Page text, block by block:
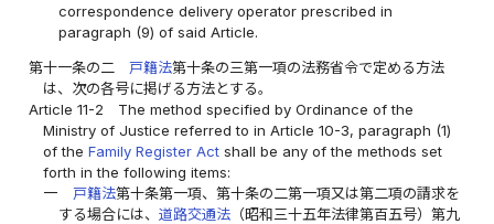
correspondence delivery operator prescribed in
paragraph (9) of said Article.
第十一条の二 戸籍法第十条の三第一項の法務省令で定める方法
は、次の各号に掲げる方法とする。
Article 11-2
The method specified by Ordinance of the
Ministry of Justice referred to in Article 10-3, paragraph (1)
of theFamily Register Act shall be any of the methods set
forth in the following items:
一
戸籍法第十条第一項、第十条の二第一項又は第二項の請求を
する場合には、 道路交通法（昭和三十五年法律第百五号）第九